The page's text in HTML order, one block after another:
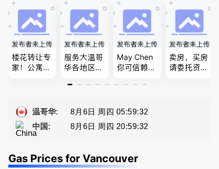
纠纷，审判
语，列治文
陈卓律师事
务所 (ATA L
aw Corpor
ation)
律师、多语
种服务、高
效优质、助
您安心乐
业、胜劵稳
操)
楼花转让专
家！公寓销
案！
服务大温哥
华各地区的
地产专业持
Sophia Fan
资产规划管
May Chen
你可信赖的
为你提供全
服务
卖房，买房
请委托资深
温哥华:
8月6日 周四 05:59:32
中国:
8月6日 周四 20:59:32
Gas Prices for Vancouver